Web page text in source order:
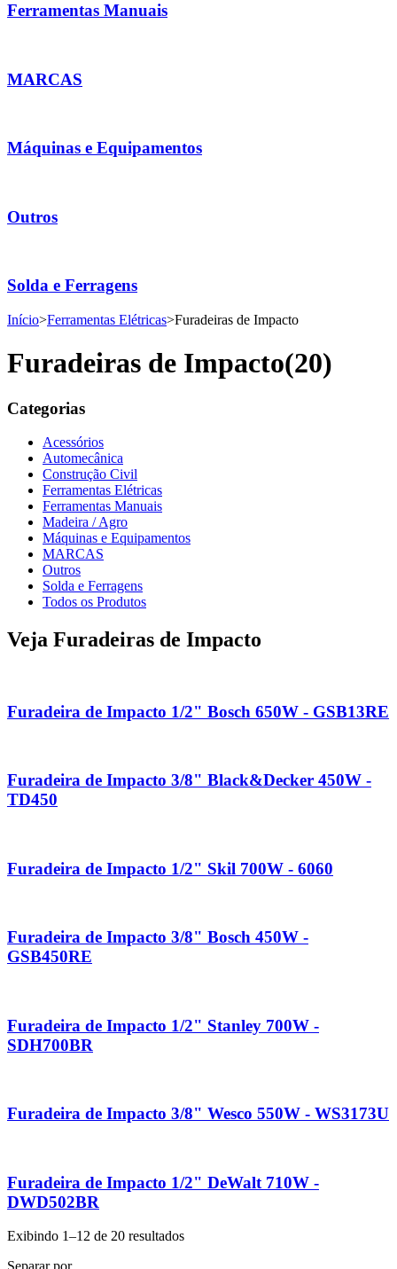
Ferramentas Manuais
MARCAS
Máquinas e Equipamentos
Outros
Solda e Ferragens
Início>Ferramentas Elétricas>Furadeiras de Impacto
Furadeiras de Impacto(20)
Categorias
Acessórios
Automecânica
Construção Civil
Ferramentas Elétricas
Ferramentas Manuais
Madeira / Agro
Máquinas e Equipamentos
MARCAS
Outros
Solda e Ferragens
Todos os Produtos
Veja Furadeiras de Impacto
Furadeira de Impacto 1/2" Bosch 650W - GSB13RE
Furadeira de Impacto 3/8" Black&Decker 450W -
TD450
Furadeira de Impacto 1/2" Skil 700W - 6060
Furadeira de Impacto 3/8" Bosch 450W -
GSB450RE
Furadeira de Impacto 1/2" Stanley 700W -
SDH700BR
Furadeira de Impacto 3/8" Wesco 550W - WS3173U
Furadeira de Impacto 1/2" DeWalt 710W -
DWD502BR
Exibindo 1–12 de 20 resultados